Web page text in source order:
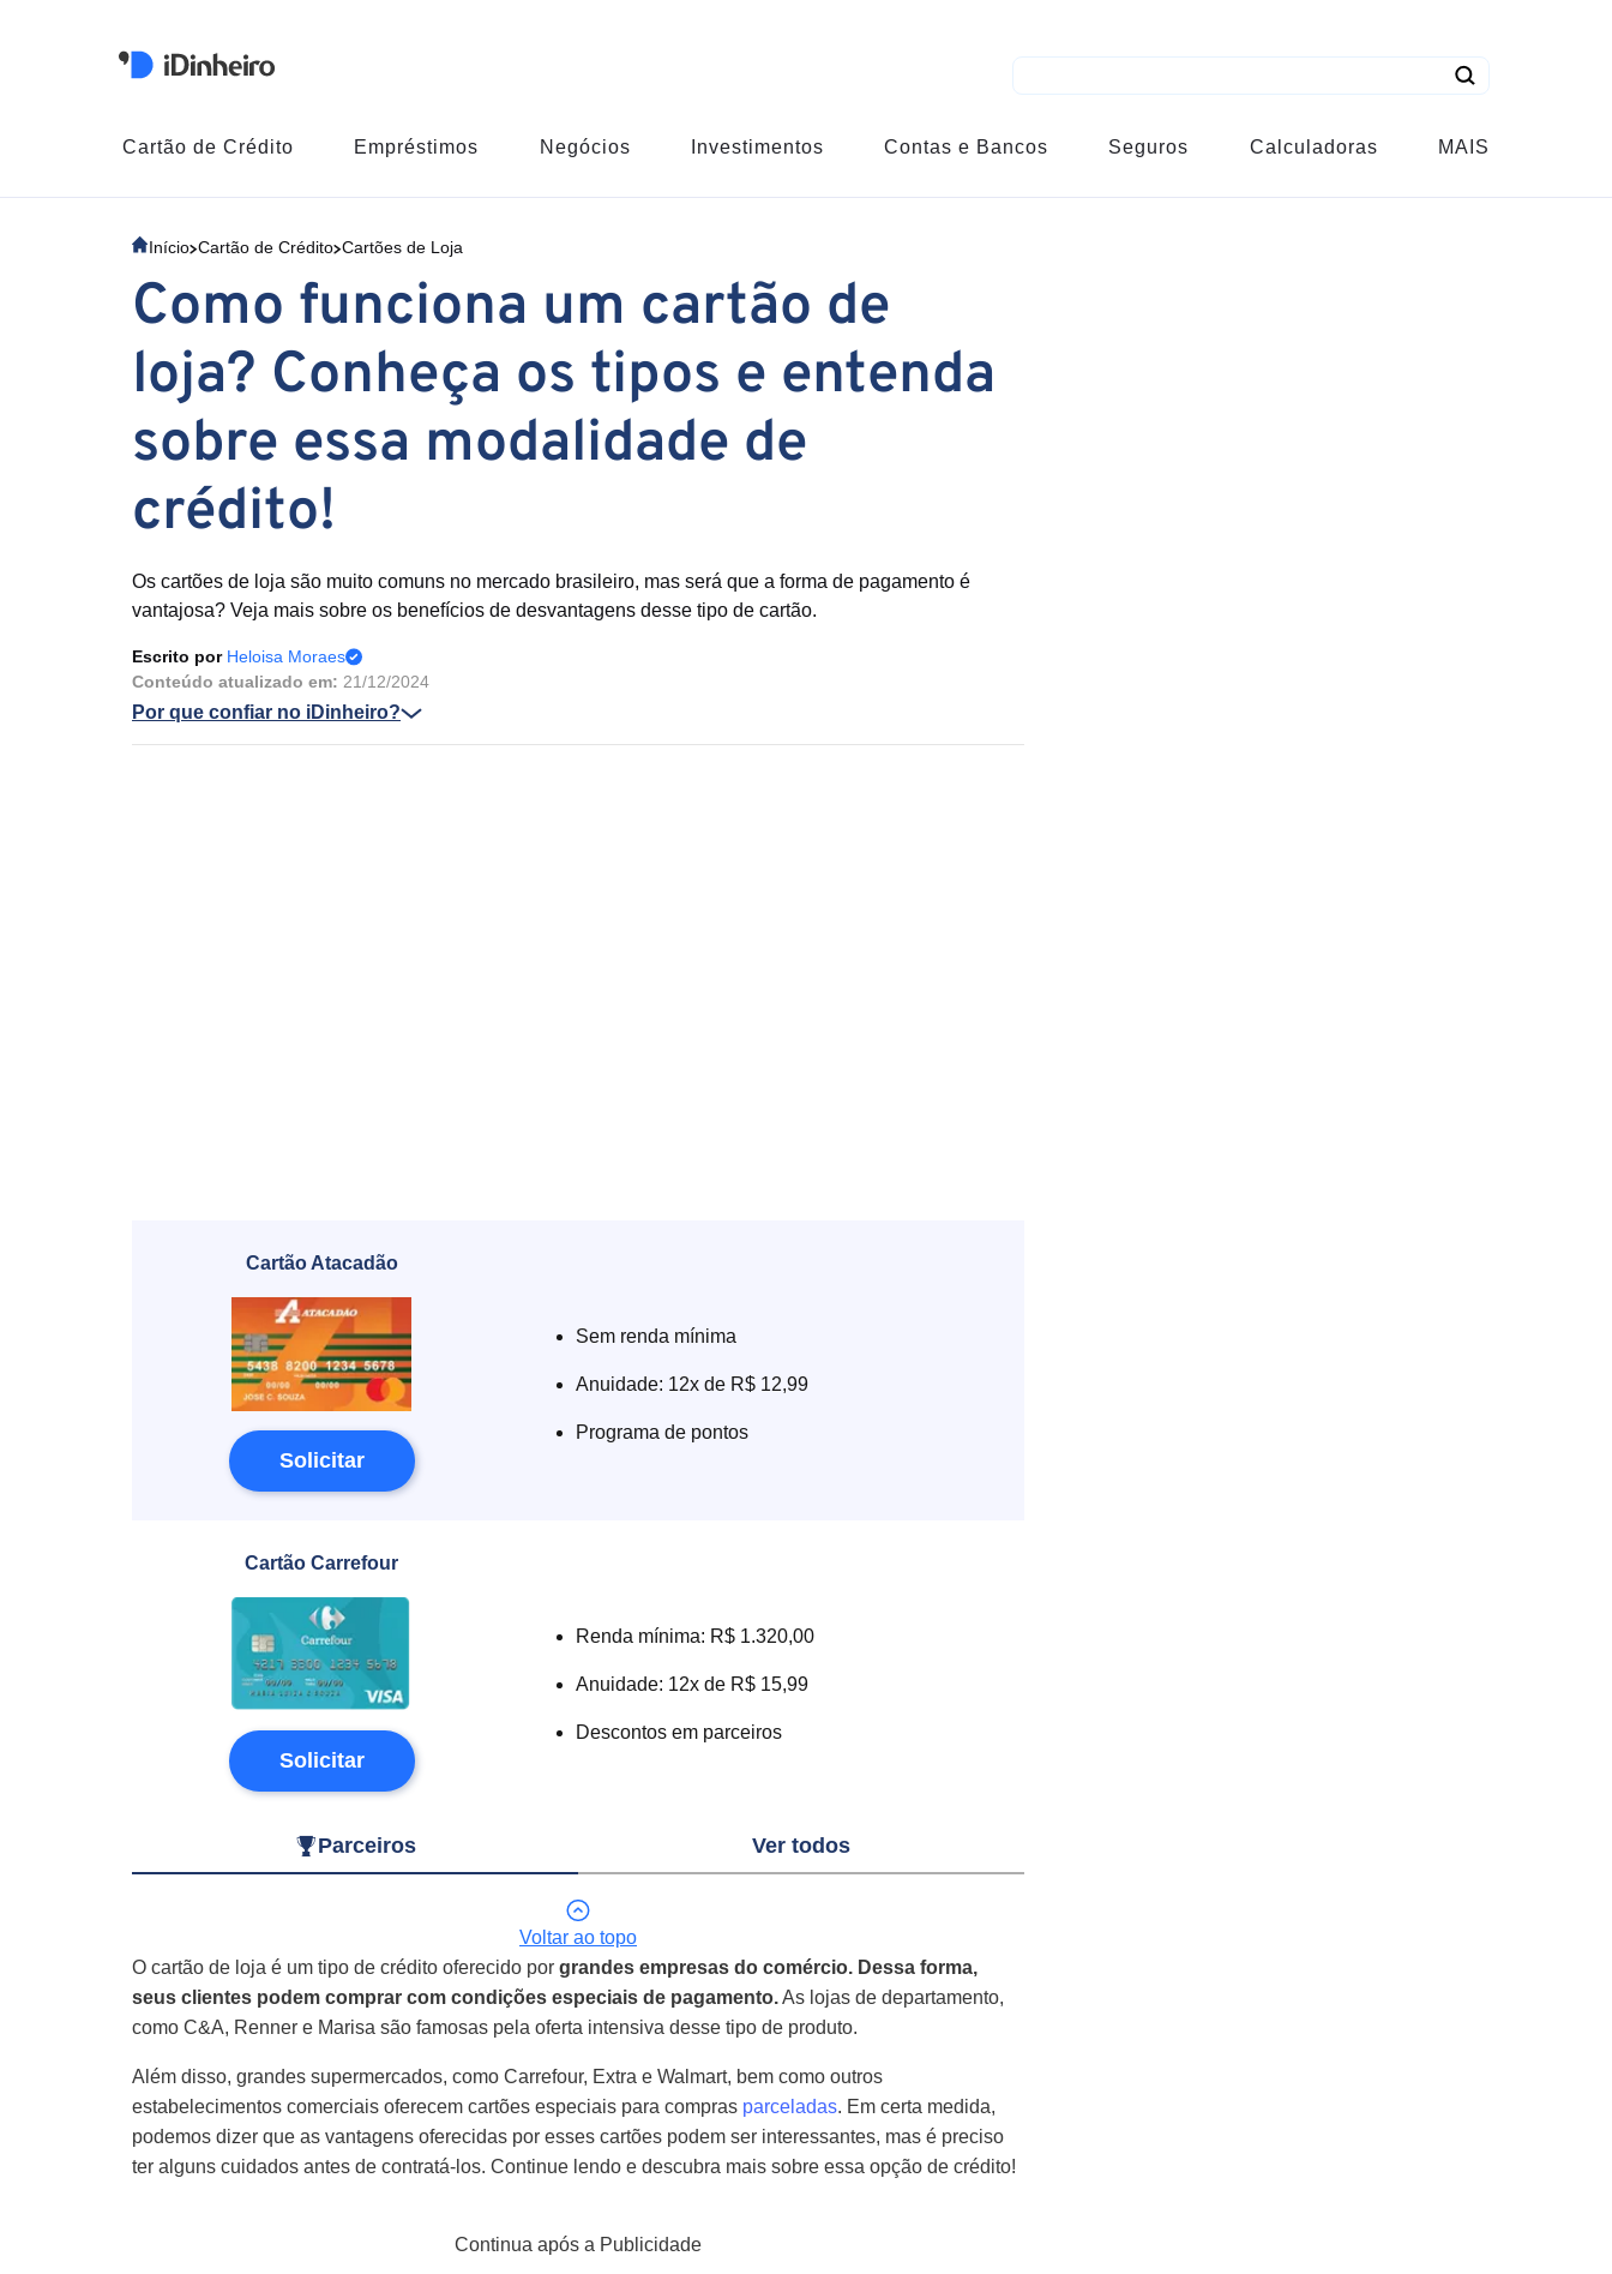
Cartão de Crédito Empréstimos Negócios Investimentos Contas e Bancos Seguros Calculadoras MAIS
Início Cartão de Crédito Cartões de Loja
Como funciona um cartão de
loja? Conheça os tipos e entenda
sobre essa modalidade de
crédito!
Os cartões de loja são muito comuns no mercado brasileiro, mas será que a forma de pagamento é
vantajosa? Veja mais sobre os benefícios de desvantagens desse tipo de cartão.
Escrito por Heloisa Moraes
Conteúdo atualizado em: 21/12/2024
Por que confiar no iDinheiro?
Cartão Atacadão
Solicitar
Sem renda mínima
Anuidade: 12x de R$ 12,99
Programa de pontos
Cartão Carrefour
Solicitar
Renda mínima: R$ 1.320,00
Anuidade: 12x de R$ 15,99
Descontos em parceiros
Parceiros Ver todos
Voltar ao topo
O cartão de loja é um tipo de crédito oferecido por grandes empresas do comércio. Dessa forma,
seus clientes podem comprar com condições especiais de pagamento.As lojas de departamento,
como C&A, Renner e Marisa são famosas pela oferta intensiva desse tipo de produto.
Além disso, grandes supermercados, como Carrefour, Extra e Walmart, bem como outros
estabelecimentos comerciais oferecem cartões especiais para compras parceladas. Em certa medida,
podemos dizer que as vantagens oferecidas por esses cartões podem ser interessantes, mas é preciso
ter alguns cuidados antes de contratá-los. Continue lendo e descubra mais sobre essa opção de crédito!
Continua após a Publicidade